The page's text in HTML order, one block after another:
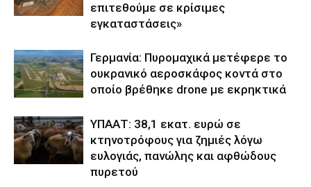
επιτεθούμε σε κρίσιμες
εγκαταστάσεις»
Γερμανία: Πυρομαχικά μετέφερε το
ουκρανικό αεροσκάφος κοντά στο
οποίο βρέθηκε drone με εκρηκτικά
ΥΠΑΑΤ: 38,1 εκατ. ευρώ σε
κτηνοτρόφους για ζημιές λόγω
ευλογιάς, πανώλης και αφθώδους
πυρετού